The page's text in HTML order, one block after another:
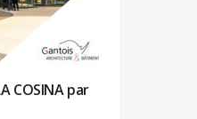
COSINA par